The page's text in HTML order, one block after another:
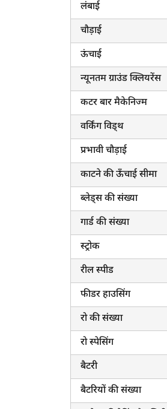
लंबाई
चौड़ाई
ऊंचाई
न्यूनतम ग्राउंड क्लियरेंस
कटर बार मैकेनिज्म
वर्किंग विड्थ
प्रभावी चौड़ाई
काटने की ऊँचाई सीमा
ब्लेड्स की संख्या
गार्ड की संख्या
स्ट्रोक
रील स्पीड
फीडर हाउसिंग
रो की संख्या
रो स्पेसिंग
बैटरी
बैटरियों की संख्या